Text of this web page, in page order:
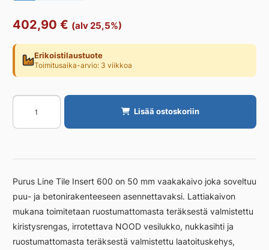
402,90 € (alv 25,5%)
Erikoistilaustuote
Toimitusaika-arvio: 3 viikkoa
Linjakaivo
PURUS
Tile
600
vaaka
määrä
Lisää ostoskoriin
Purus Line Tile Insert 600 on 50 mm vaakakaivo joka soveltuu
puu- ja betonirakenteeseen asennettavaksi. Lattiakaivon
mukana toimitetaan ruostumattomasta teräksestä valmistettu
kiristysrengas, irrotettava NOOD vesilukko, nukkasihti ja
ruostumattomasta teräksestä valmistettu laatoituskehys,